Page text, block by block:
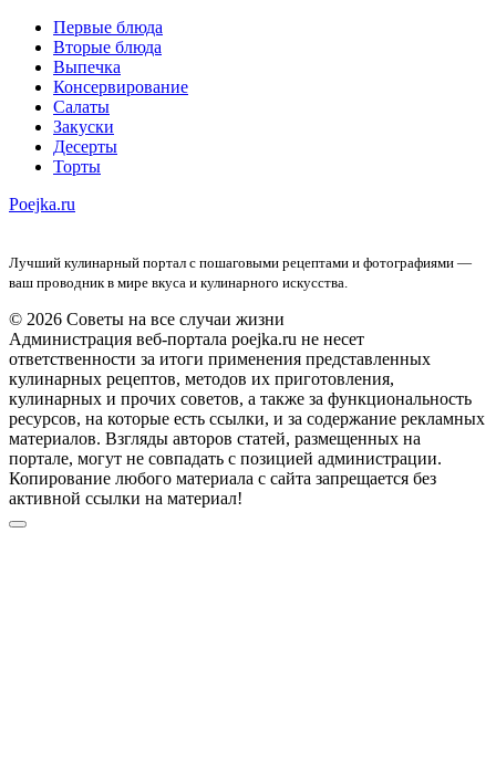
Первые блюда
Вторые блюда
Выпечка
Консервирование
Салаты
Закуски
Десерты
Торты
Poejka.ru
Лучший кулинарный портал с пошаговыми рецептами и фотографиями —
ваш проводник в мире вкуса и кулинарного искусства.
© 2026 Советы на все случаи жизни
Администрация веб-портала poejka.ru не несет
ответственности за итоги применения представленных
кулинарных рецептов, методов их приготовления,
кулинарных и прочих советов, а также за функциональность
ресурсов, на которые есть ссылки, и за содержание рекламных
материалов. Взгляды авторов статей, размещенных на
портале, могут не совпадать с позицией администрации.
Копирование любого материала с сайта запрещается без
активной ссылки на материал!